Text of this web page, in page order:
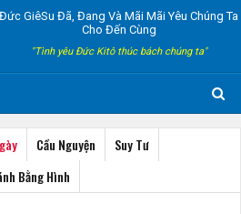
Đức GiêSu Đã, Đang Và Mãi Mãi Yêu Chúng Ta
Cho Đến Cùng
"Tình yêu Đức Kitô thúc bách chúng ta"
Cầu Nguyện
Suy Tư
Bằng Hình